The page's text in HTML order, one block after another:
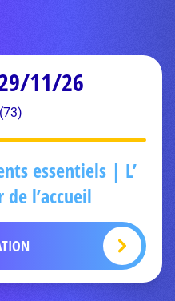
11/26
essentiels | L’
l’accueil